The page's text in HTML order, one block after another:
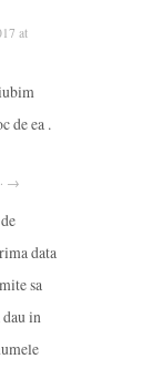
at
de ea .
→
data
sa
in